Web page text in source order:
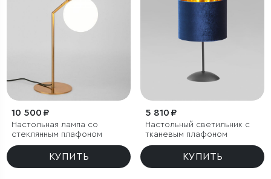
10 500 ₽
Настольная лампа со
стеклянным плафоном
КУПИТЬ
5 810 ₽
Настольный светильник с
тканевым плафоном
КУПИТЬ